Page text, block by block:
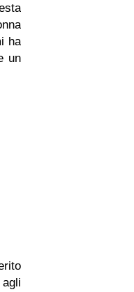
ha
un